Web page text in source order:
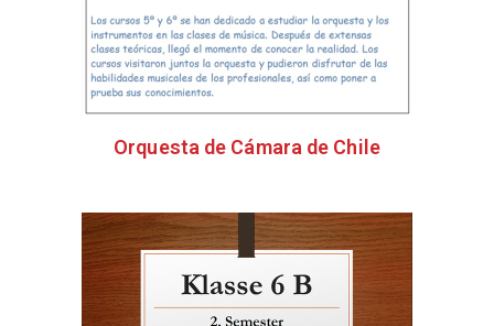
Orquesta de Cámara de Chile